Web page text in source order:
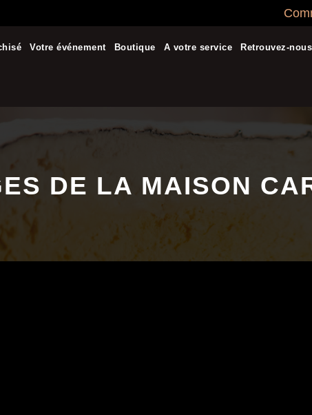
Votre événement Boutique A votre service Retrouvez-nous
DE LA MAISON